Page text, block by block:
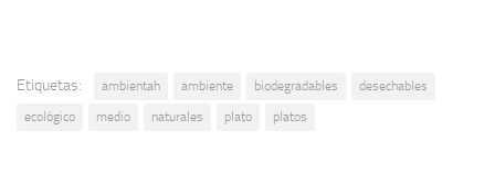
Etiquetas: ambientah ambiente biodegradables
desechables
ecológico
medio naturales plato platos